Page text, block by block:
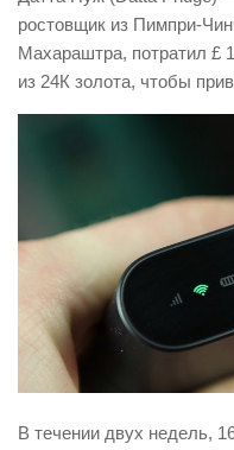
ростовщик из Пимпри-
Махараштра, потратил £
из 24К золота, чтобы
В течении двух недель,